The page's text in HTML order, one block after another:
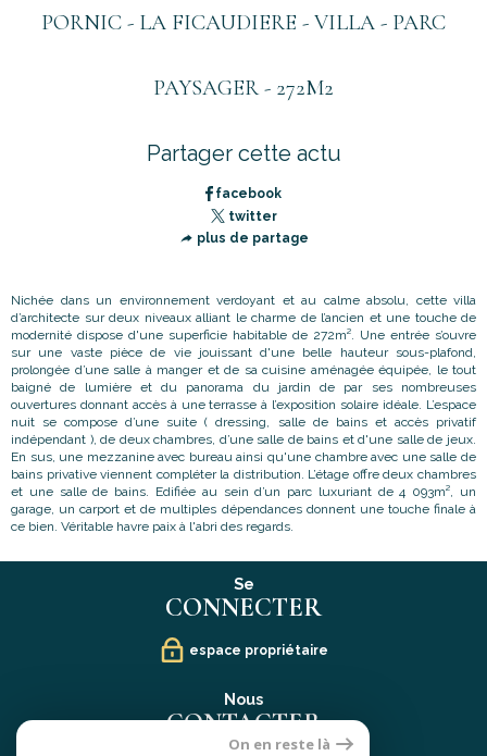
PORNIC - LA FICAUDIERE - VILLA - PARC
PAYSAGER - 272M2
Partager cette actu
facebook
twitter
plus de partage
Nichée dans un environnement verdoyant et au calme absolu, cette villa
d’architecte sur deux niveaux alliant le charme de l’ancien et une touche de
modernité dispose d'une superficie habitable de 272m². Une entrée s’ouvre
sur une vaste pièce de vie jouissant d'une belle hauteur sous-plafond,
prolongée d’une salle à manger et de sa cuisine aménagée équipée, le tout
baigné de lumière et du panorama du jardin de par ses nombreuses
ouvertures donnant accès à une terrasse à l’exposition solaire idéale. L’espace
nuit se compose d’une suite ( dressing, salle de bains et accès privatif
indépendant ), de deux chambres, d’une salle de bains et d'une salle de jeux.
En sus, une mezzanine avec bureau ainsi qu'une chambre avec une salle de
bains privative viennent compléter la distribution. L’étage offre deux chambres
et une salle de bains. Edifiée au sein d’un parc luxuriant de 4 093m², un
garage, un carport et de multiples dépendances donnent une touche finale à
ce bien. Véritable havre paix à l'abri des regards.
Se
CONNECTER
espace propriétaire
Nous
CONTACTER
On en reste là